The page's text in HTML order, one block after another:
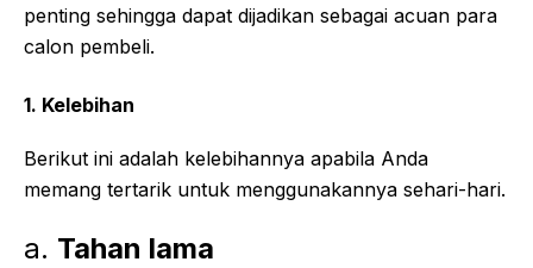
penting sehingga dapat dijadikan sebagai acuan para
calon pembeli.
1. Kelebihan
Berikut ini adalah kelebihannya apabila Anda
memang tertarik untuk menggunakannya sehari-hari.
a. Tahan lama